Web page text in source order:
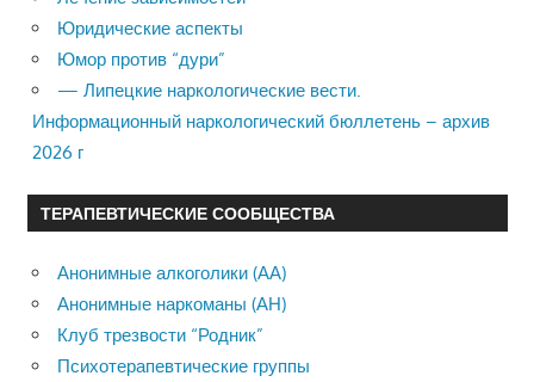
Юридические аспекты
Юмор против “дури”
— Липецкие наркологические вести.
Информационный наркологический бюллетень – архив
2026 г
ТЕРАПЕВТИЧЕСКИЕ СООБЩЕСТВА
Анонимные алкоголики (АА)
Анонимные наркоманы (АН)
Клуб трезвости “Родник”
Психотерапевтические группы